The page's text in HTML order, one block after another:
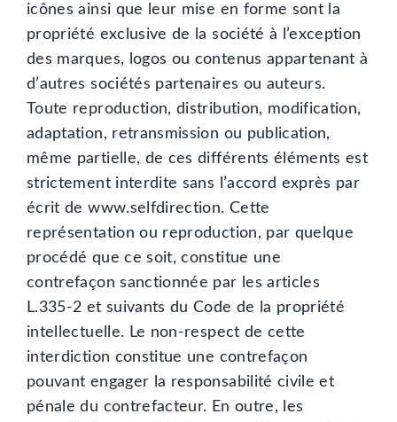
icônes ainsi que leur mise en forme sont la
propriété exclusive de la société à l’exception
des marques, logos ou contenus appartenant à
d’autres sociétés partenaires ou auteurs.
Toute reproduction, distribution, modification,
adaptation, retransmission ou publication,
même partielle, de ces différents éléments est
strictement interdite sans l’accord exprès par
écrit de www.selfdirection. Cette
représentation ou reproduction, par quelque
procédé que ce soit, constitue une
contrefaçon sanctionnée par les articles
L.335-2 et suivants du Code de la propriété
intellectuelle. Le non-respect de cette
interdiction constitue une contrefaçon
pouvant engager la responsabilité civile et
pénale du contrefacteur. En outre, les